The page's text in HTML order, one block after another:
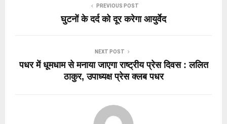
PREVIOUS POST
घुटनों के दर्द को दूर करेगा आयुर्वेद
NEXT POST
पधर में धूमधाम से मनाया जाएगा राष्ट्रीय प्रेस दिवस : ललित
ठाकुर, उपाध्यक्ष प्रेस क्लब पधर